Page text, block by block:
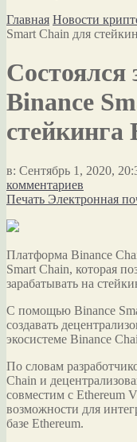
Главная Новости
Smart Chain для
Состоялся
Binance
стейкинга
в: Сентябрь 1, 2020,
комментариев
Печать Электронная
Платформа Binance
Smart Chain, которая
зарабатывать на
С помощью Binance
создавать
экосистеме Binance
По словам
Chain и
совместим с Ethereum
возможности для
базе Ethereum.